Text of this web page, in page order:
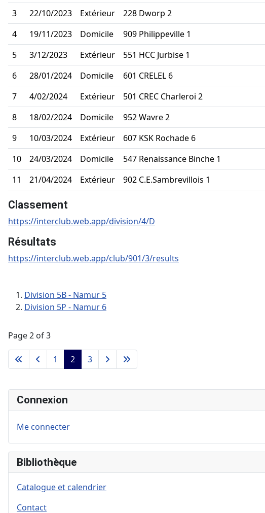
3
22/10/2023 Extérieur
228 Dworp 2
4
19/11/2023 Domicile
909 Philippeville 1
5
3/12/2023 Extérieur
551 HCC Jurbise 1
6
28/01/2024 Domicile
601 CRELEL 6
7
4/02/2024 Extérieur
501 CREC Charleroi 2
8
18/02/2024 Domicile
952 Wavre 2
9
10/03/2024 Extérieur
607 KSK Rochade 6
10
24/03/2024 Domicile
547 Renaissance Binche 1
11
21/04/2024 Extérieur 902 C.E.Sambrevillois 1
Classement
https://interclub.web.app/division/4/D
Résultats
https://interclub.web.app/club/901/3/results
Division 5B - Namur 5
Division 5P - Namur 6
Page 2 of 3
1 2 3
Connexion
Me connecter
Bibliothèque
Catalogue et calendrier
Contact